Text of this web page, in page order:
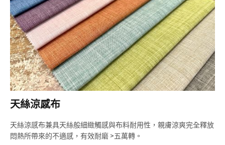
天絲涼感布
天絲涼感布兼具天絲般細緻觸感與布料耐用性，親膚涼爽完全釋放
悶熱所帶來的不適感，有效耐磨 >五萬轉。